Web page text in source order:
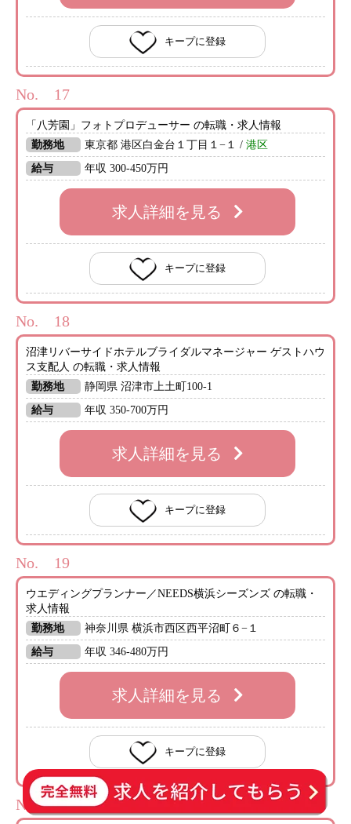
キープに登録
No.
「八芳園」フォトプロデューサー の転職・求人情報
勤務地
東京都 港区白金台１丁目１−１ / 港区
給与
年収 300-450万円
求人詳細を見る
キープに登録
No.
沼津リバーサイドホテルブライダルマネージャー ゲストハウ
ス支配人 の転職・求人情報
勤務地
静岡県 沼津市上土町100-1
給与
年収 350-700万円
求人詳細を見る
キープに登録
No.
ウエディングプランナー／NEEDS横浜シーズンズ の転職・
求人情報
勤務地
神奈川県 横浜市西区西平沼町６−１
給与
年収 346-480万円
求人詳細を見る
キープに登録
No.